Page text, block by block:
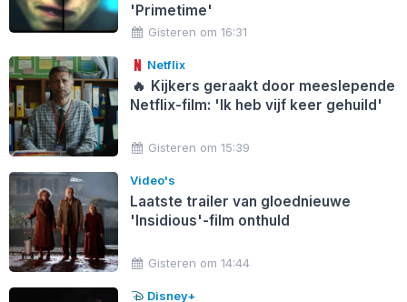
'Primetime'
Gisteren om 16:31
Netflix
🔥 Kijkers geraakt door meeslepende
Netflix-film: 'Ik heb vijf keer gehuild'
Gisteren om 15:39
Video's
Laatste trailer van gloednieuwe
'Insidious'-film onthuld
Gisteren om 14:44
Disney+